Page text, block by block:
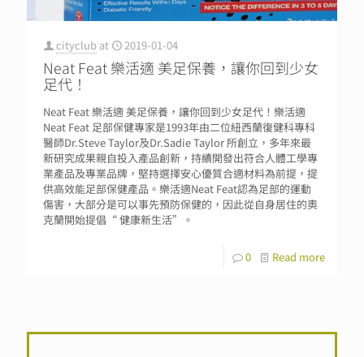
cityclub at 2019-01-04
Neat Feat 樂活適 美足保養，讓你回到少女
足代！
Neat Feat 樂活適 美足保養，讓你回到少女足代！樂活適
Neat Feat 足部保健專家是1993年由二位紐西蘭復健科專科
醫師Dr.Steve Taylor及Dr.Sadie Taylor 所創立，多年來最
新研究成果親自投入產品創新，持續開發出符合人體工學專
業產品及專業品牌，堅持選擇安心優質合適材料為前提，提
供高效能足部保健產品。樂活適Neat Feat認為足部的運動
傷害，大部分是可以事先預防保健的，因此從自身居住的奧
克蘭開始提倡“ 健康新生活”。
0 Read more